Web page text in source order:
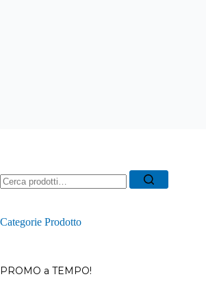
Ricerca
per:
Categorie Prodotto
PROMO a TEMPO!